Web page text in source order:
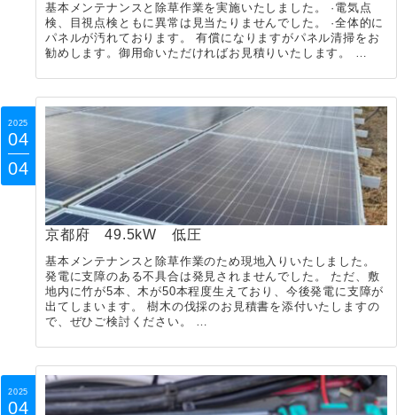
基本メンテナンスと除草作業を実施いたしました。 ·電気点
検、目視点検ともに異常は見当たりませんでした。 ·全体的に
パネルが汚れております。 有償になりますがパネル清掃をお
勧めします。御用命いただければお見積りいたします。 …
2025
04
04
京都府 49.5kW 低圧
基本メンテナンスと除草作業のため現地入りいたしました。
発電に支障のある不具合は発見されませんでした。 ただ、敷
地内に竹が5本、木が50本程度生えており、今後発電に支障が
出てしまいます。 樹木の伐採のお見積書を添付いたしますの
で、ぜひご検討ください。 …
2025
04